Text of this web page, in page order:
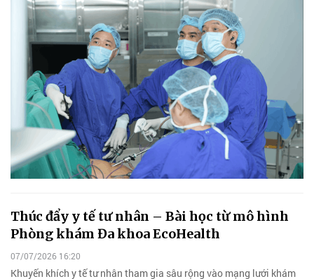
Thúc đẩy y tế tư nhân – Bài học từ mô hình
Phòng khám Đa khoa EcoHealth
07/07/2026 16:20
Khuyến khích y tế tư nhân tham gia sâu rộng vào mạng lưới khám